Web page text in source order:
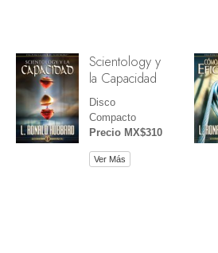
Scientology y
la Capacidad
Disco
Compacto
Precio MX$310
Ver Más